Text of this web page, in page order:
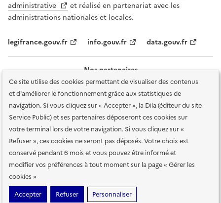
Ce site utilise des cookies permettant de visualiser des contenus
et d'améliorer le fonctionnement grâce aux statistiques de
navigation. Si vous cliquez sur « Accepter », la Dila (éditeur du site
Service Public) et ses partenaires déposeront ces cookies sur
votre terminal lors de votre navigation. Si vous cliquez sur «
Refuser », ces cookies ne seront pas déposés. Votre choix est
conservé pendant 6 mois et vous pouvez être informé et
modifier vos préférences à tout moment sur la page « Gérer les
cookies »
Accepter
Refuser Personnaliser
administrative
et réalisé en partenariat avec les
administrations nationales et locales.
legifrance.gouv.fr info.gouv.fr data.gouv.fr
Nos partenaires
Plan du site Accessibilité : totalement conforme
Accessibilité des
services en ligne Mentions légales Données personnelles et sécurité
Conditions générales d'utilisation Gestion des cookies
Sauf mention contraire, tous les contenus de ce site sont sous
etalab-2.0